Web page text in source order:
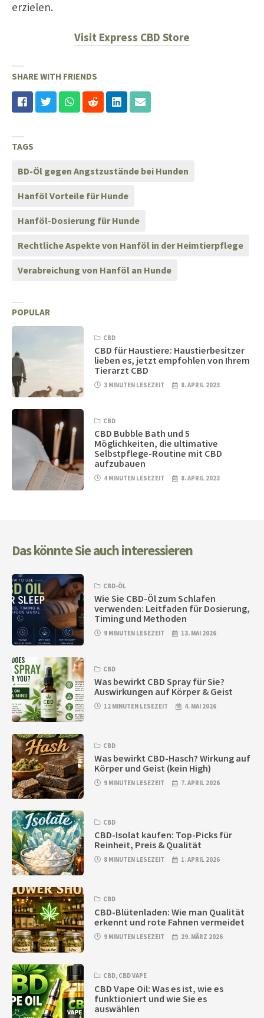
erzielen.
Visit Express CBD Store
SHARE WITH FRIENDS
TAGS
BD-Öl gegen Angstzustände bei Hunden
Hanföl Vorteile für Hunde
Hanföl-Dosierung für Hunde
Rechtliche Aspekte von Hanföl in der Heimtierpflege
Verabreichung von Hanföl an Hunde
POPULAR
CBD
CBD für Haustiere: Haustierbesitzer
lieben es, jetzt empfohlen von Ihrem
Tierarzt CBD
3 MINUTEN LESEZEIT 8. APRIL 2023
CBD
CBD Bubble Bath und 5
Möglichkeiten, die ultimative
Selbstpflege-Routine mit CBD
aufzubauen
4 MINUTEN LESEZEIT 8. APRIL 2023
Das könnte Sie auch interessieren
CBD-ÖL
Wie Sie CBD-Öl zum Schlafen
verwenden: Leitfaden für Dosierung,
Timing und Methoden
9 MINUTEN LESEZEIT 13. MAI 2026
CBD
Was bewirkt CBD Spray für Sie?
Auswirkungen auf Körper & Geist
12 MINUTEN LESEZEIT 4. MAI 2026
CBD
Was bewirkt CBD-Hasch? Wirkung auf
Körper und Geist (kein High)
9 MINUTEN LESEZEIT 7. APRIL 2026
CBD
CBD-Isolat kaufen: Top-Picks für
Reinheit, Preis & Qualität
8 MINUTEN LESEZEIT 1. APRIL 2026
CBD
CBD-Blütenladen: Wie man Qualität
erkennt und rote Fahnen vermeidet
9 MINUTEN LESEZEIT 29. MÄRZ 2026
CBD, CBD VAPE
CBD Vape Oil: Was es ist, wie es
funktioniert und wie Sie es
auswählen